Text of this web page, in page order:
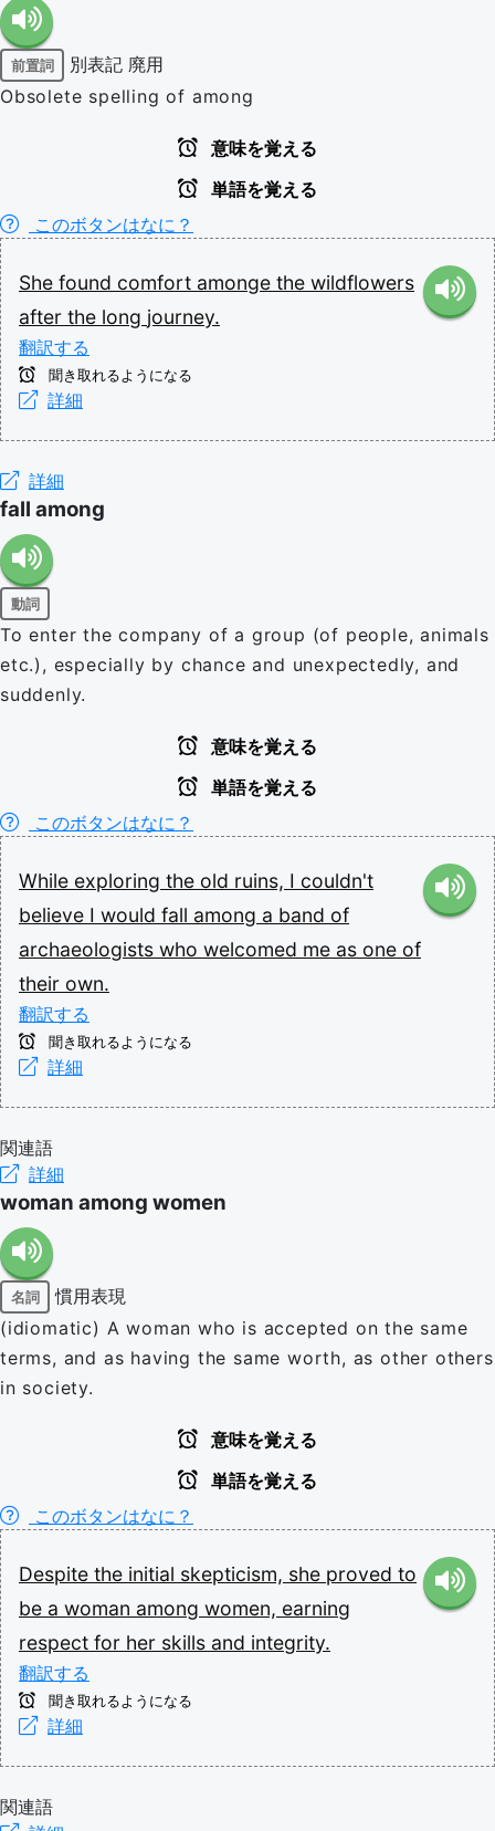
前置詞 別表記 廃用
Obsolete spelling of among
意味を覚える
単語を覚える
このボタンはなに？
She found comfort amonge the wildflowers
after the long journey.
翻訳する
聞き取れるようになる
詳細
詳細
fall among
動詞
To enter the company of a group (of people, animals
etc.), especially by chance and unexpectedly, and
suddenly.
意味を覚える
単語を覚える
このボタンはなに？
While exploring the old ruins, I couldn't
believe I would fall among a band of
archaeologists who welcomed me as one of
their own.
翻訳する
聞き取れるようになる
詳細
関連語
詳細
woman among women
名詞
慣用表現
(idiomatic) A woman who is accepted on the same
terms, and as having the same worth, as other others
in society.
意味を覚える
単語を覚える
このボタンはなに？
Despite the initial skepticism, she proved to
be a woman among women, earning
respect for her skills and integrity.
翻訳する
聞き取れるようになる
詳細
関連語